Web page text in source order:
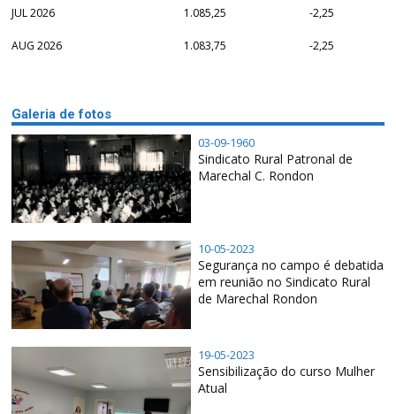
JUL 2026 1.085,25 -2,25
AUG 2026 1.083,75 -2,25
Galeria de fotos
03-09-1960
Sindicato Rural Patronal de
Marechal C. Rondon
10-05-2023
Segurança no campo é debatida
em reunião no Sindicato Rural
de Marechal Rondon
19-05-2023
Sensibilização do curso Mulher
Atual